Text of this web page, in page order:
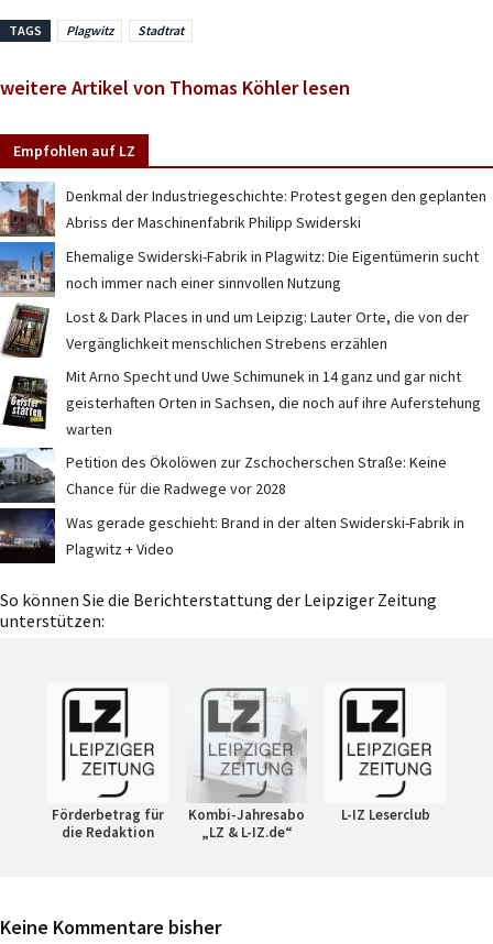
TAGS Plagwitz Stadtrat
weitere Artikel von Thomas Köhler lesen
Empfohlen auf LZ
Denkmal der Industriegeschichte: Protest gegen den geplanten
Abriss der Maschinenfabrik Philipp Swiderski
Ehemalige Swiderski-Fabrik in Plagwitz: Die Eigentümerin sucht
noch immer nach einer sinnvollen Nutzung
Lost & Dark Places in und um Leipzig: Lauter Orte, die von der
Vergänglichkeit menschlichen Strebens erzählen
Mit Arno Specht und Uwe Schimunek in 14 ganz und gar nicht
geisterhaften Orten in Sachsen, die noch auf ihre Auferstehung
warten
Petition des Ökolöwen zur Zschocherschen Straße: Keine
Chance für die Radwege vor 2028
Was gerade geschieht: Brand in der alten Swiderski-Fabrik in
Plagwitz + Video
So können Sie die Berichterstattung der Leipziger Zeitung
unterstützen:
Förderbetrag für
die Redaktion
Kombi-Jahresabo
„LZ & L-IZ.de“
L-IZ Leserclub
Keine Kommentare bisher